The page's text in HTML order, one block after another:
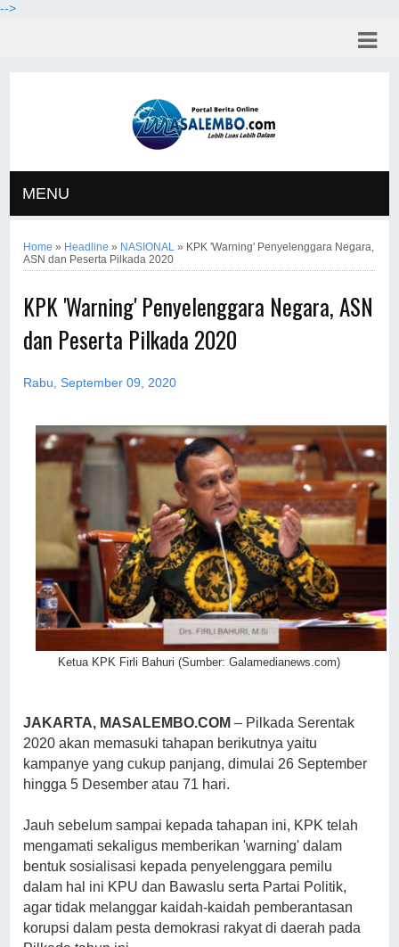
-->
MENU
Home » Headline » NASIONAL » KPK 'Warning' Penyelenggara Negara,
ASN dan Peserta Pilkada 2020
KPK 'Warning' Penyelenggara Negara, ASN
dan Peserta Pilkada 2020
Rabu, September 09, 2020
Ketua KPK Firli Bahuri (Sumber: Galamedianews.com)
JAKARTA, MASALEMBO.COM – Pilkada Serentak
2020 akan memasuki tahapan berikutnya yaitu
kampanye yang cukup panjang, dimulai 26 September
hingga 5 Desember atau 71 hari.
Jauh sebelum sampai kepada tahapan ini, KPK telah
mengamati sekaligus memberikan 'warning' dalam
bentuk sosialisasi kepada penyelenggara pemilu
dalam hal ini KPU dan Bawaslu serta Partai Politik,
agar tidak melanggar kaidah-kaidah pemberantasan
korupsi dalam pesta demokrasi rakyat di daerah pada